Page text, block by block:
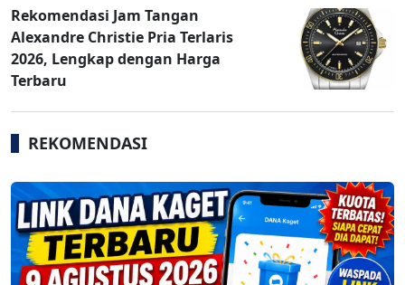
Rekomendasi Jam Tangan
Alexandre Christie Pria Terlaris
2026, Lengkap dengan Harga
Terbaru
REKOMENDASI